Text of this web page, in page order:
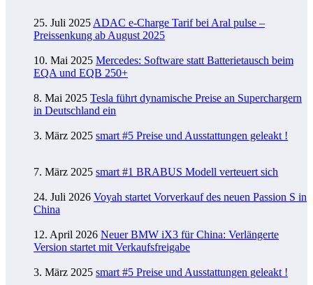
25. Juli 2025 ADAC e-Charge Tarif bei Aral pulse –
Preissenkung ab August 2025
10. Mai 2025 Mercedes: Software statt Batterietausch beim
EQA und EQB 250+
8. Mai 2025 Tesla führt dynamische Preise an Superchargern
in Deutschland ein
3. März 2025 smart #5 Preise und Ausstattungen geleakt !
7. März 2025 smart #1 BRABUS Modell verteuert sich
24. Juli 2026 Voyah startet Vorverkauf des neuen Passion S in
China
12. April 2026 Neuer BMW iX3 für China: Verlängerte
Version startet mit Verkaufsfreigabe
3. März 2025 smart #5 Preise und Ausstattungen geleakt !